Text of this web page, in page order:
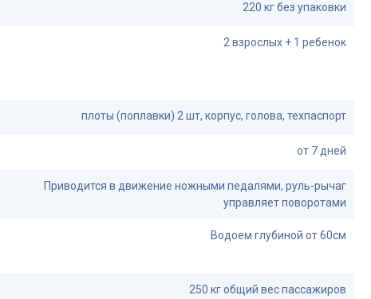
220 кг без упаковки
2 взрослых + 1 ребенок
плоты (поплавки) 2 шт, корпус, голова, техпаспорт
от 7 дней
Приводится в движение ножными педалями, руль-рычаг
управляет поворотами
Водоем глубиной от 60см
250 кг общий вес пассажиров